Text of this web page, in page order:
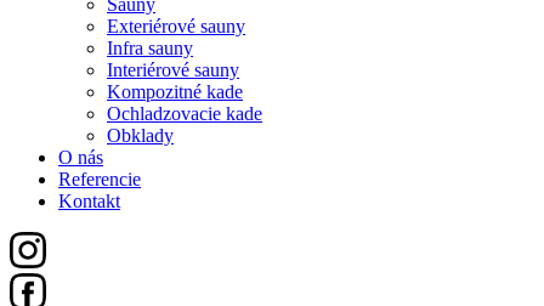
Sauny
Exteriérové sauny
Infra sauny
Interiérové sauny
Kompozitné kade
Ochladzovacie kade
Obklady
O nás
Referencie
Kontakt